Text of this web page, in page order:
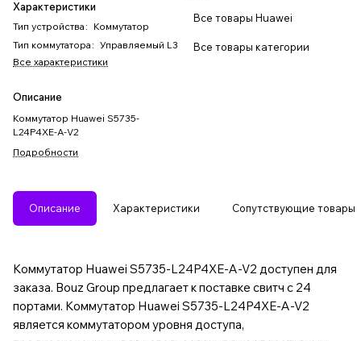
Характеристики
Тип устройства : Коммутатор
Тип коммутатора : Управляемый L3
Все характеристики
Описание
Коммутатор Huawei S5735-
L24P4XE-A-V2
Подробности
Все товары Huawei
Все товары категории
Описание Характеристики Сопутствующие товары
Коммутатор Huawei S5735-L24P4XE-A-V2 доступен для
заказа. Bouz Group предлагает к поставке свитч с 24
портами. Коммутатор Huawei S5735-L24P4XE-A-V2
является коммутатором уровня доступа,